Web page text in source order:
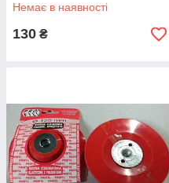
Немає в наявності
130 ₴